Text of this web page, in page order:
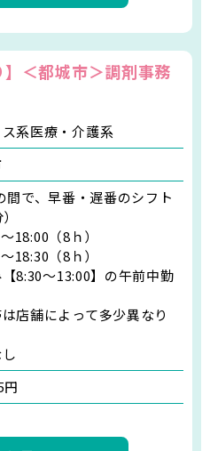
】＜都城市＞調剤事務
系医療・介護系
間で、早番・遅番のシフト
18:00（8ｈ）
18:30（8ｈ）
8:30～13:00】の午前中勤
店舗によって多少異なり